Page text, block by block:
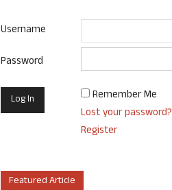
Username
Password
Remember Me
Lost your password?
Register
Featured Article